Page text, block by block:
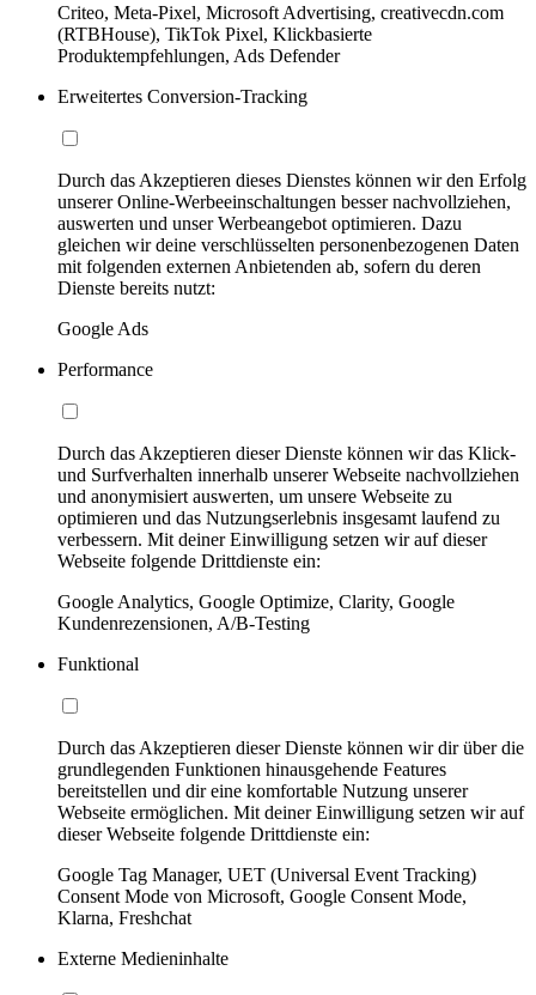
Criteo, Meta-Pixel, Microsoft Advertising, creativecdn.com
(RTBHouse), TikTok Pixel, Klickbasierte
Produktempfehlungen, Ads Defender
Erweitertes Conversion-Tracking
Durch das Akzeptieren dieses Dienstes können wir den Erfolg
unserer Online-Werbeeinschaltungen besser nachvollziehen,
auswerten und unser Werbeangebot optimieren. Dazu
gleichen wir deine verschlüsselten personenbezogenen Daten
mit folgenden externen Anbietenden ab, sofern du deren
Dienste bereits nutzt:
Google Ads
Performance
Durch das Akzeptieren dieser Dienste können wir das Klick-
und Surfverhalten innerhalb unserer Webseite nachvollziehen
und anonymisiert auswerten, um unsere Webseite zu
optimieren und das Nutzungserlebnis insgesamt laufend zu
verbessern. Mit deiner Einwilligung setzen wir auf dieser
Webseite folgende Drittdienste ein:
Google Analytics, Google Optimize, Clarity, Google
Kundenrezensionen, A/B-Testing
Funktional
Durch das Akzeptieren dieser Dienste können wir dir über die
grundlegenden Funktionen hinausgehende Features
bereitstellen und dir eine komfortable Nutzung unserer
Webseite ermöglichen. Mit deiner Einwilligung setzen wir auf
dieser Webseite folgende Drittdienste ein:
Google Tag Manager, UET (Universal Event Tracking)
Consent Mode von Microsoft, Google Consent Mode,
Klarna, Freshchat
Externe Medieninhalte